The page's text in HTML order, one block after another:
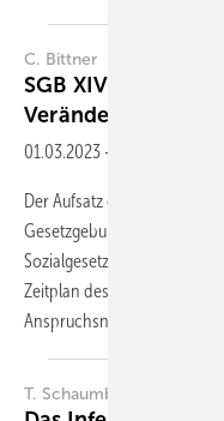
C. Bittner
SGB XIV –
Veränderungen
01.03.2023 -
Der Aufsatz gibt einen
Gesetzgebungsgeschichte
Sozialgesetzbuches -
Zeitplan des Inkrafttretens
Anspruchsnormen und den
T. Schaumberg